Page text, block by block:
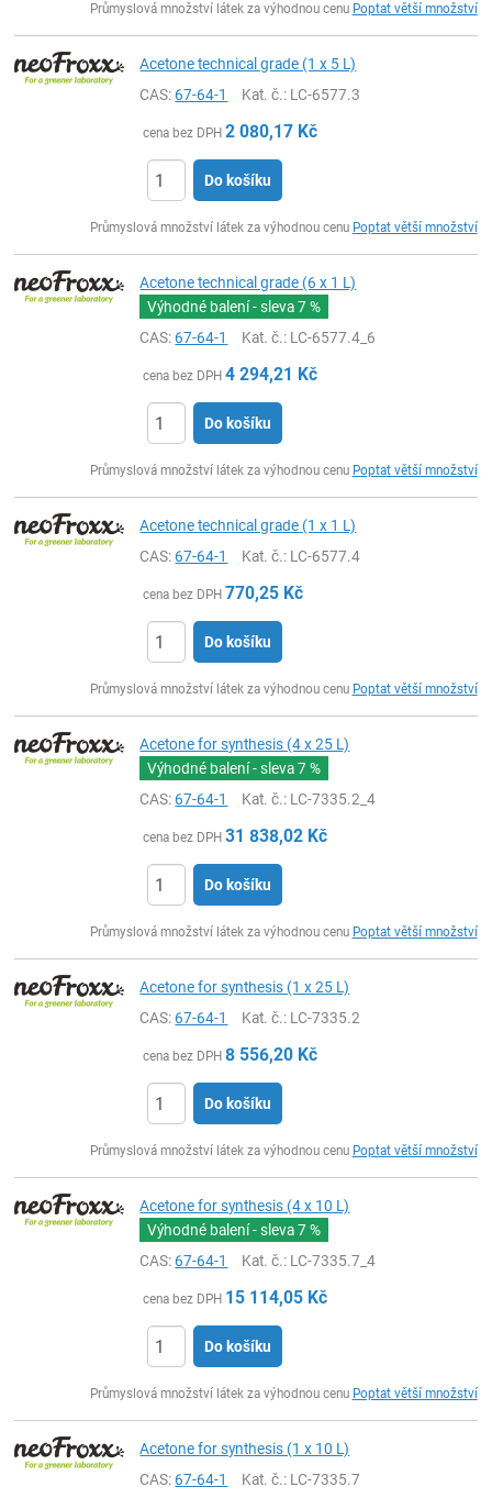
Průmyslová množství látek za výhodnou cenu Poptat větší množství
Acetone technical grade (1 x 5 L)
CAS:67-64-1 Kat. č.: LC-6577.3
cena bez DPH 2 080,17 Kč
Do košíku
Průmyslová množství látek za výhodnou cenu Poptat větší množství
Acetone technical grade (6 x 1 L)
Výhodné balení - sleva7 %
CAS:67-64-1 Kat. č.: LC-6577.4_6
cena bez DPH 4 294,21 Kč
Do košíku
Průmyslová množství látek za výhodnou cenu Poptat větší množství
Acetone technical grade (1 x 1 L)
CAS:67-64-1 Kat. č.: LC-6577.4
cena bez DPH 770,25 Kč
Do košíku
Průmyslová množství látek za výhodnou cenu Poptat větší množství
Acetone for synthesis (4 x 25 L)
Výhodné balení - sleva7 %
CAS:67-64-1 Kat. č.: LC-7335.2_4
cena bez DPH 31 838,02 Kč
Do košíku
Průmyslová množství látek za výhodnou cenu Poptat větší množství
Acetone for synthesis (1 x 25 L)
CAS:67-64-1 Kat. č.: LC-7335.2
cena bez DPH 8 556,20 Kč
Do košíku
Průmyslová množství látek za výhodnou cenu Poptat větší množství
Acetone for synthesis (4 x 10 L)
Výhodné balení - sleva7 %
CAS:67-64-1 Kat. č.: LC-7335.7_4
cena bez DPH 15 114,05 Kč
Do košíku
Průmyslová množství látek za výhodnou cenu Poptat větší množství
Acetone for synthesis (1 x 10 L)
CAS:67-64-1 Kat. č.: LC-7335.7